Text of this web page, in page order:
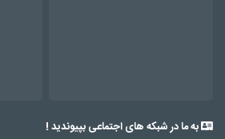
به ما در شبکه های اجتماعی بپیوندید !